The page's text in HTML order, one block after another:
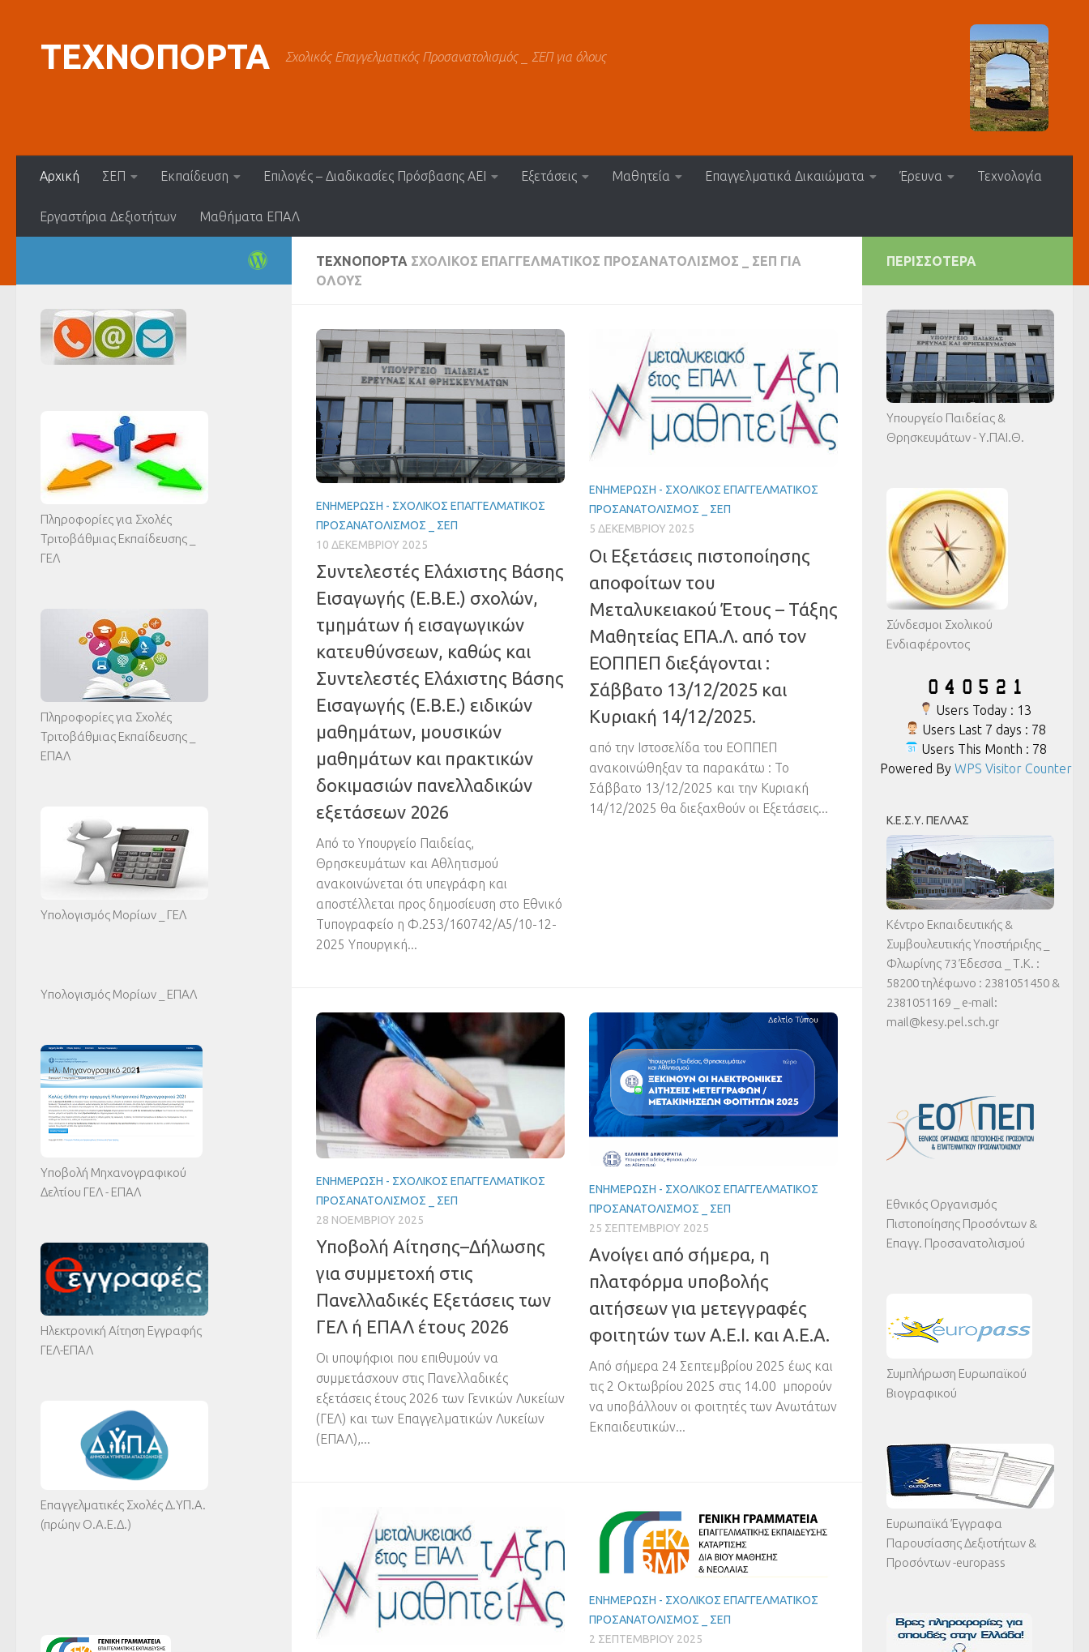
ΤΕΧΝΟΠΟΡΤΑ Σχολικός Επαγγελματικός Προσανατολισμός _ ΣΕΠ για όλους
Αρχική ΣΕΠ Εκπαίδευση Επιλογές – Διαδικασίες Πρόσβασης ΑΕΙ Εξετάσεις Μαθητεία Επαγγελματικά Δικαιώματα Έρευνα Τεχνολογία
Εργαστήρια Δεξιοτήτων Μαθήματα ΕΠΑΛ
ΤΕΧΝΟΠΟΡΤΑ ΣΧΟΛΙΚΌΣ ΕΠΑΓΓΕΛΜΑΤΙΚΌΣ ΠΡΟΣΑΝΑΤΟΛΙΣΜΌΣ _ ΣΕΠ ΓΙΑ
ΌΛΟΥΣ
ΕΝΗΜΈΡΩΣΗ - ΣΧΟΛΙΚΌΣ ΕΠΑΓΓΕΛΜΑΤΙΚΌΣ
ΠΡΟΣΑΝΑΤΟΛΙΣΜΌΣ _ ΣΕΠ
10 ΔΕΚΕΜΒΡΊΟΥ 2025
Συντελεστές Ελάχιστης Βάσης
Εισαγωγής (Ε.Β.Ε.) σχολών,
τμημάτων ή εισαγωγικών
κατευθύνσεων, καθώς και
Συντελεστές Ελάχιστης Βάσης
Εισαγωγής (Ε.Β.Ε.) ειδικών
μαθημάτων, μουσικών
μαθημάτων και πρακτικών
δοκιμασιών πανελλαδικών
εξετάσεων 2026
Από το Υπουργείο Παιδείας,
Θρησκευμάτων και Αθλητισμού
ανακοινώνεται ότι υπεγράφη και
αποστέλλεται προς δημοσίευση στο Εθνικό
Τυπογραφείο η Φ.253/160742/A5/10-12-
2025 Υπουργική...
ΕΝΗΜΈΡΩΣΗ - ΣΧΟΛΙΚΌΣ ΕΠΑΓΓΕΛΜΑΤΙΚΌΣ
ΠΡΟΣΑΝΑΤΟΛΙΣΜΌΣ _ ΣΕΠ
5 ΔΕΚΕΜΒΡΊΟΥ 2025
Οι Εξετάσεις πιστοποίησης
αποφοίτων του
Μεταλυκειακού Έτους – Τάξης
Μαθητείας ΕΠΑ.Λ. από τον
ΕΟΠΠΕΠ διεξάγονται :
Σάββατο 13/12/2025 και
Κυριακή 14/12/2025.
από την Ιστοσελίδα του ΕΟΠΠΕΠ
ανακοινώθηξαν τα παρακάτω : Το
Σάββατο 13/12/2025 και την Κυριακή
14/12/2025 θα διεξαχθούν οι Εξετάσεις...
ΕΝΗΜΈΡΩΣΗ - ΣΧΟΛΙΚΌΣ ΕΠΑΓΓΕΛΜΑΤΙΚΌΣ
ΠΡΟΣΑΝΑΤΟΛΙΣΜΌΣ _ ΣΕΠ
28 ΝΟΕΜΒΡΊΟΥ 2025
Υποβολή Αίτησης–Δήλωσης
για συμμετοχή στις
Πανελλαδικές Εξετάσεις των
ΓΕΛ ή ΕΠΑΛ έτους 2026
Οι υποψήφιοι που επιθυμούν να
συμμετάσχουν στις Πανελλαδικές
εξετάσεις έτους 2026 των Γενικών Λυκείων
(ΓΕΛ) και των Επαγγελματικών Λυκείων
(ΕΠΑΛ),...
ΕΝΗΜΈΡΩΣΗ - ΣΧΟΛΙΚΌΣ ΕΠΑΓΓΕΛΜΑΤΙΚΌΣ
ΠΡΟΣΑΝΑΤΟΛΙΣΜΌΣ _ ΣΕΠ
25 ΣΕΠΤΕΜΒΡΊΟΥ 2025
Ανοίγει από σήμερα, η
πλατφόρμα υποβολής
αιτήσεων για μετεγγραφές
φοιτητών των Α.Ε.Ι. και Α.Ε.Α.
Από σήμερα 24 Σεπτεμβρίου 2025 έως και
τις 2 Οκτωβρίου 2025 στις 14.00 μπορούν
να υποβάλλουν οι φοιτητές των Ανωτάτων
Εκπαιδευτικών...
ΕΝΗΜΈΡΩΣΗ - ΣΧΟΛΙΚΌΣ ΕΠΑΓΓΕΛΜΑΤΙΚΌΣ
ΠΡΟΣΑΝΑΤΟΛΙΣΜΌΣ _ ΣΕΠ
2 ΣΕΠΤΕΜΒΡΊΟΥ 2025
Πληροφορίες για Σχολές
Τριτοβάθμιας Εκπαίδευσης _
ΓΕΛ
Πληροφορίες για Σχολές
Τριτοβάθμιας Εκπαίδευσης _
ΕΠΑΛ
Υπολογισμός Μορίων _ ΓΕΛ
Υπολογισμός Μορίων _ ΕΠΑΛ
Υποβολή Μηχανογραφικού
Δελτίου ΓΕΛ - ΕΠΑΛ
Ηλεκτρονική Αίτηση Εγγραφής
ΓΕΛ-ΕΠΑΛ
Επαγγελματικές Σχολές Δ.ΥΠ.Α.
(πρώην Ο.Α.Ε.Δ.)
ΠΕΡΙΣΣΌΤΕΡΑ
Υπουργείο Παιδείας &
Θρησκευμάτων - Υ.ΠΑΙ.Θ.
Σύνδεσμοι Σχολικού
Ενδιαφέροντος
Users Today : 13
Users Last 7 days : 78
Users This Month : 78
Powered By WPS Visitor Counter
Κ.Ε.Σ.Υ. ΠΈΛΛΑΣ
Κέντρο Εκπαιδευτικής &
Συμβουλευτικής Υποστήριξης _
Φλωρίνης 73 Έδεσσα _ Τ.Κ. :
58200 τηλέφωνο : 2381051450 &
2381051169 _ e-mail:
mail@kesy.pel.sch.gr
Εθνικός Οργανισμός
Πιστοποίησης Προσόντων &
Επαγγ. Προσανατολισμού
Συμπλήρωση Ευρωπαϊκού
Βιογραφικού
Ευρωπαϊκά Έγγραφα
Παρουσίασης Δεξιοτήτων &
Προσόντων -europass